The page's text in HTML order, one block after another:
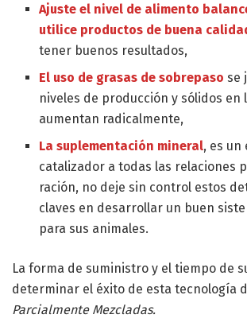
Ajuste el nivel de alimento
utilice productos de buena
tener buenos resultados,
El uso de grasas de sobrepaso se
niveles de producción y sólidos en
aumentan radicalmente,
La suplementación mineral, es un
catalizador a todas las relaciones
ración, no deje sin control estos
claves en desarrollar un buen
para sus animales.
La forma de suministro y el tiempo de
determinar el éxito de esta tecnología
Parcialmente Mezcladas.